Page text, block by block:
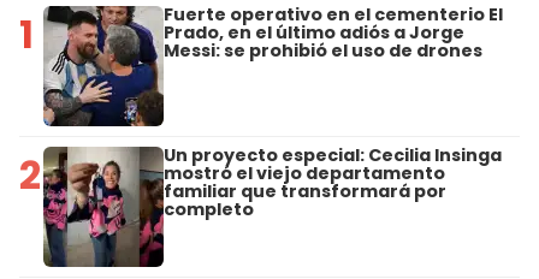
1 Fuerte operativo en el cementerio El
Prado, en el último adiós a Jorge
Messi: se prohibió el uso de drones
2 Un proyecto especial: Cecilia Insinga
mostró el viejo departamento
familiar que transformará por
completo